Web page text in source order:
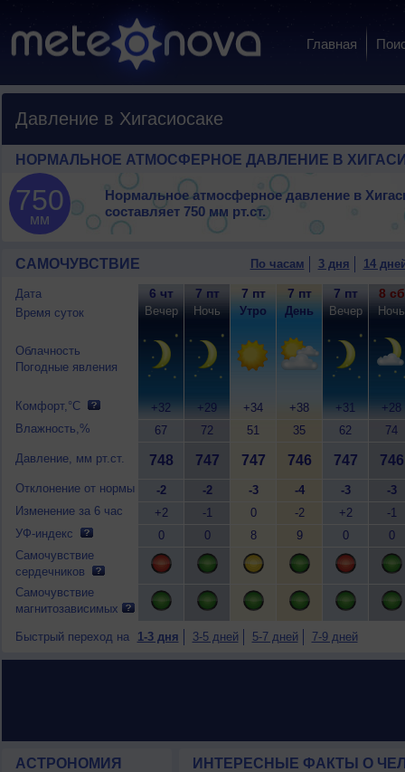
Главная
Давление в Хигасиосаке
НОРМАЛЬНОЕ АТМОСФЕРНОЕ ДАВЛЕНИЕ В
750
мм
Нормальное атмосферное давление в
составляет 750 мм рт.ст.
САМОЧУВСТВИЕ По часам 3 дня 14
Дата
Время суток
Облачность
Погодные явления
Комфорт,°C
Влажность,%
Давление, мм рт.ст.
Отклонение от нормы
Изменение за 6 час
УФ-индекс
Самочувствие
сердечников
Самочувствие
магнитозависимых
6 чт
Вечер
+32
67
748
-2
+2
0
7 пт
Ночь
+29
72
747
-2
-1
0
7 пт
Утро
+34
51
747
-3
0
8
7 пт
День
+38
35
746
-4
-2
9
7 пт
Вечер
+31
62
747
-3
+2
0
8 сб
Ночь
+28
74
746
-3
-1
0
Быстрый переход на 1-3 дня 3-5 дней 5-7 дней 7-9 дней
АСТРОНОМИЯ ИНТЕРЕСНЫЕ ФАКТЫ О